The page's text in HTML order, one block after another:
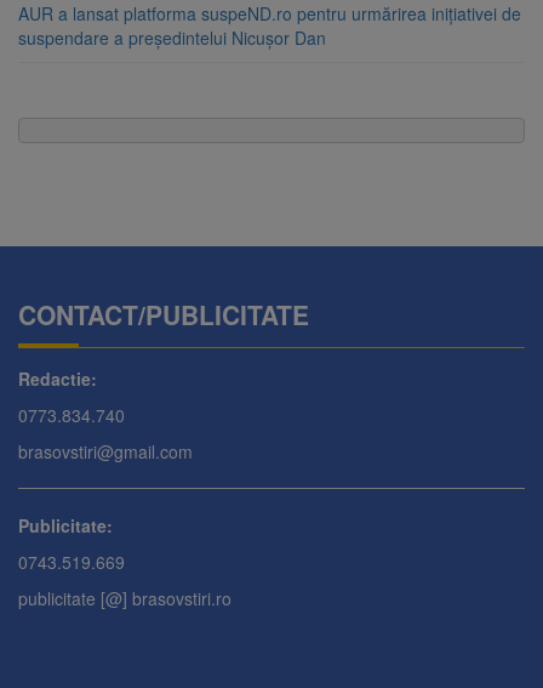
AUR a lansat platforma suspeND.ro pentru urmărirea inițiativei de
suspendare a președintelui Nicușor Dan
CONTACT/PUBLICITATE
Redactie:
0773.834.740
brasovstiri@gmail.com
Publicitate:
0743.519.669
publicitate [@] brasovstiri.ro